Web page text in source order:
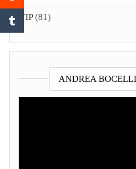
VIP(81)
ANDREA